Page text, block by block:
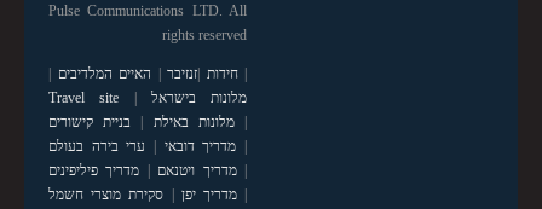
Pulse Communications LTD. All
rights reserved
|חידות |זנזיבר | האיים המלדיבים |
מלונות בישראל |
Travel site
|מלונות באילת | בניית קישורים
| מדריך דובאי | ערי בירה בעולם
|מדריך ויטנאם | מדריך פיליפינים
|מדריך יפן | סקירת מוצרי חשמל